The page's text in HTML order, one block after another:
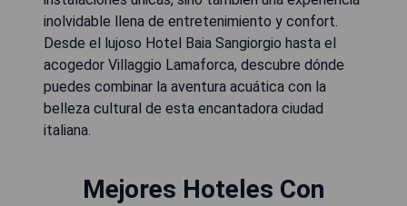
inolvidable llena de entretenimiento y confort.
Desde el lujoso Hotel Baia Sangiorgio hasta el
acogedor Villaggio Lamaforca, descubre dónde
puedes combinar la aventura acuática con la
belleza cultural de esta encantadora ciudad
italiana.
Mejores Hoteles Con